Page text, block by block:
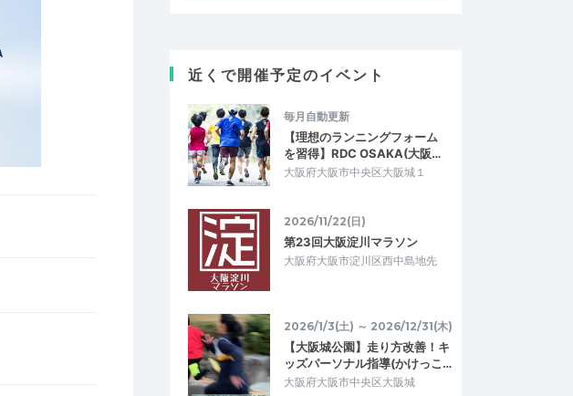
近くで開催予定のイベント
毎月自動更新
【理想のランニングフォーム
を習得】RDC OSAKA(大阪…
大阪府大阪市中央区大阪城１
2026/11/22(日)
第23回大阪淀川マラソン
大阪府大阪市淀川区西中島地先
2026/1/3(土) ～ 2026/12/31(木)
【大阪城公園】走り方改善！キ
ッズパーソナル指導(かけっこ…
大阪府大阪市中央区大阪城